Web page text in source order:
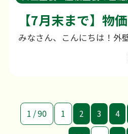
新着情報
外壁塗装のご
1 / 90 1 2 3 4